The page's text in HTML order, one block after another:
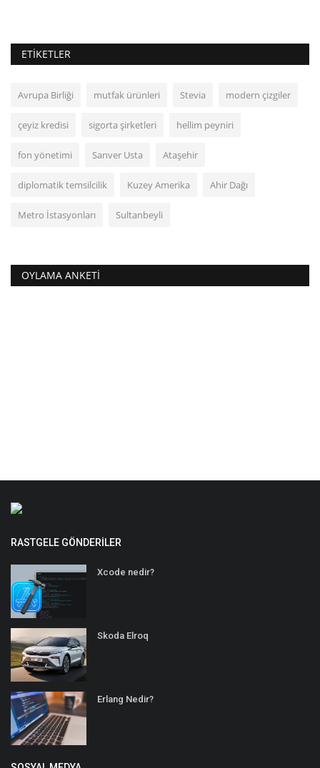
ETIKETLER
Avrupa Birliği mutfak ürünleri Stevia modern çizgiler
çeyiz kredisi sigorta şirketleri hellim peyniri
fon yönetimi Sanver Usta Ataşehir
diplomatik temsilcilik Kuzey Amerika Ahir Dağı
Metro İstasyonları Sultanbeyli
OYLAMA ANKETI
RASTGELE GÖNDERILER
Xcode nedir?
Skoda Elroq
Erlang Nedir?